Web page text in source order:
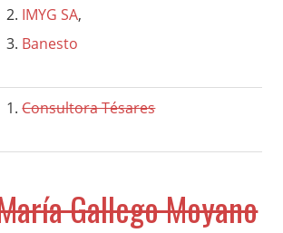
IMYG SA,
Banesto
Consultora Tésares
Gallego Moyano